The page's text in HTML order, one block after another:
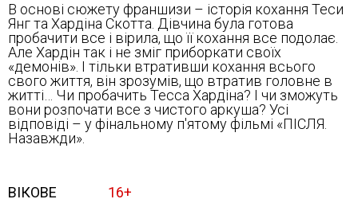
В основі сюжету франшизи – історія кохання Теси
Янг та Хардіна Скотта. Дівчина була готова
пробачити все і вірила, що її кохання все подолає.
Але Хардін так і не зміг приборкати своїх
«демонів». І тільки втративши кохання всього
свого життя, він зрозумів, що втратив головне в
житті… Чи пробачить Тесса Хардіна? І чи зможуть
вони розпочати все з чистого аркуша? Усі
відповіді – у фінальному п'ятому фільмі «ПІСЛЯ.
Назавжди».
ВІКОВЕ
16+